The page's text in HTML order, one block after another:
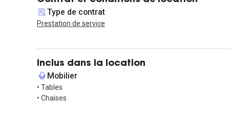
- 1 espace détente
- 3 sanitaires
L'espace est proposé au tarif de 21 000 € HT/mois pour 18
Contactez-nous pour une visite !
Type de contrat
Prestation de service
Inclus dans la location
Mobilier
• Tables
• Chaises